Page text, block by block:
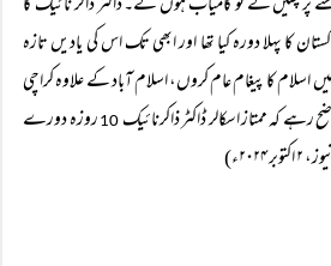
کا پہلا دورہ کیا تھا اور ابھی تک اس کی یادیں تازہ
اسلام کا پیغام عام کروں، اسلام آباد کے علاوہ کراچی
رہے کہ ممتاز اسکالر ڈاکٹر ذاکرنائیک 10
روزہ دورے
۲۰۲۴ء)